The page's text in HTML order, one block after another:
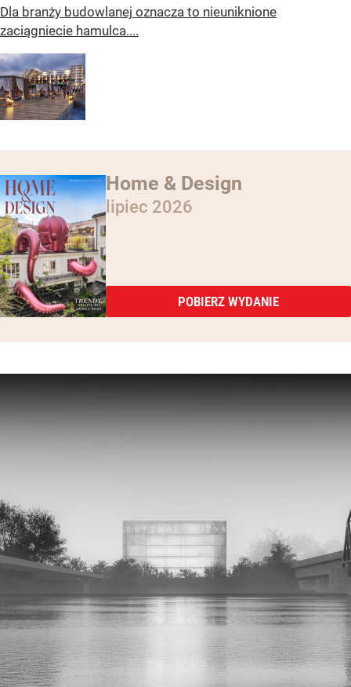
Dla branży budowlanej oznacza to nieuniknione
zaciągniecie hamulca....
Home & Design
lipiec 2026
POBIERZ WYDANIE